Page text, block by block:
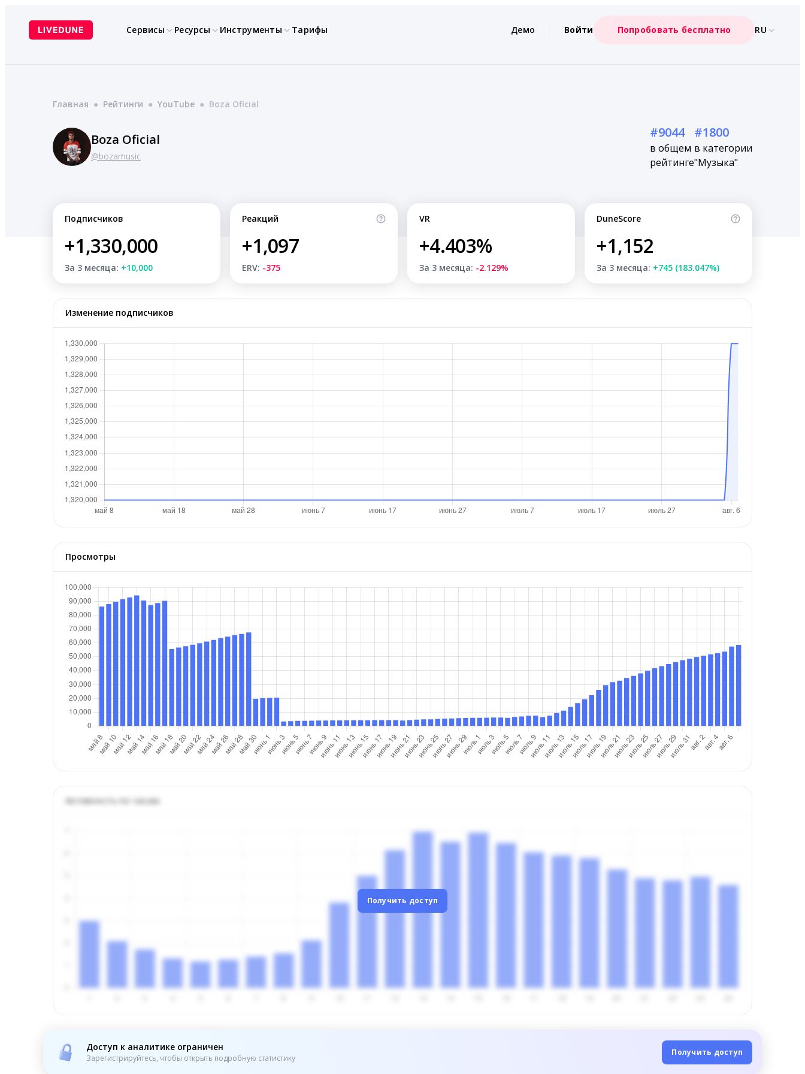
содержимому
Сервисы Ресурсы Инструменты Тарифы Демо Войти Попробовать бесплатно RU
Главная ● Рейтинги ● YouTube ● Boza Oficial
Boza Oficial
@bozamusic
#9044
в общем
рейтинге
#1800
в категории
"Музыка"
Подписчиков
+1,330,000
За 3 месяца: +10,000
Реакций
+1,097
ERV: -375
VR
+4.403%
За 3 месяца: -2.129%
DuneScore
+1,152
За 3 месяца: +745 (183.047%)
Изменение подписчиков
Просмотры
Активность по часам
Получить доступ
Доступ к аналитике ограничен
Зарегистрируйтесь, чтобы открыть подробную статистику
Получить доступ